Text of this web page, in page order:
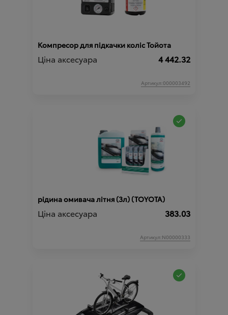
Компресор для підкачки коліс Тойота
Ціна аксесуара 4 442.32
Артикул:000003492
рідина омивача літня (3л) (TOYOTA)
Ціна аксесуара 383.03
Артикул:N00000333